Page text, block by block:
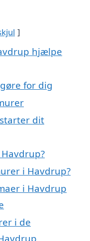
hjælpe
for dig
dit
i Havdrup?
i Havdrup
i de